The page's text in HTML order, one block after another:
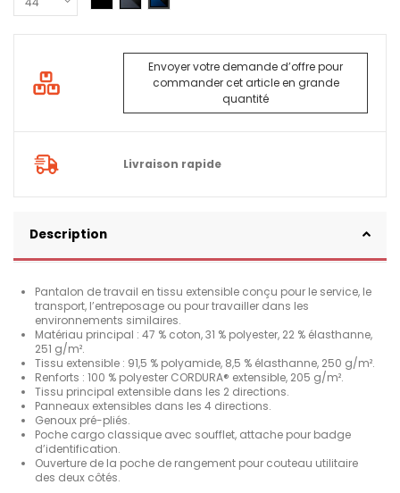
Envoyer votre demande d’offre pour
commander cet article en grande
quantité
Livraison rapide
Description
Pantalon de travail en tissu extensible conçu pour le service, le
transport, l’entreposage ou pour travailler dans les
environnements similaires.
Matériau principal : 47 % coton, 31 % polyester, 22 % élasthanne,
251 g/m².
Tissu extensible : 91,5 % polyamide, 8,5 % élasthanne, 250 g/m².
Renforts : 100 % polyester CORDURA® extensible, 205 g/m².
Tissu principal extensible dans les 2 directions.
Panneaux extensibles dans les 4 directions.
Genoux pré-pliés.
Poche cargo classique avec soufflet, attache pour badge
d’identification.
Ouverture de la poche de rangement pour couteau utilitaire
des deux côtés.